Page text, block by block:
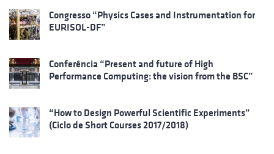
Congresso “Physics Cases and Instrumentation for
EURISOL-DF”
Conferência “Present and future of High
Performance Computing: the vision from the BSC”
“How to Design Powerful Scientific Experiments”
(Ciclo de Short Courses 2017/2018)